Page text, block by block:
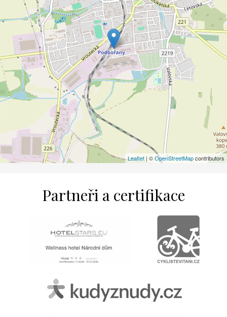
Leaflet | ©OpenStreetMapcontributors
Partneři a certifikace